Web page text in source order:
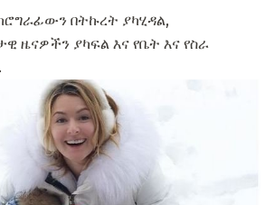
በትኩረት ያካሂዳል,
ዜናዎችን ያካፍል እና የቤት እና የስራ